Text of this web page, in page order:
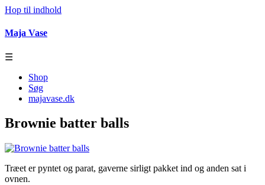
Hop til indhold
Maja Vase
☰
Shop
Søg
majavase.dk
Brownie batter balls
Træet er pyntet og parat, gaverne sirligt pakket ind og anden sat i
ovnen.